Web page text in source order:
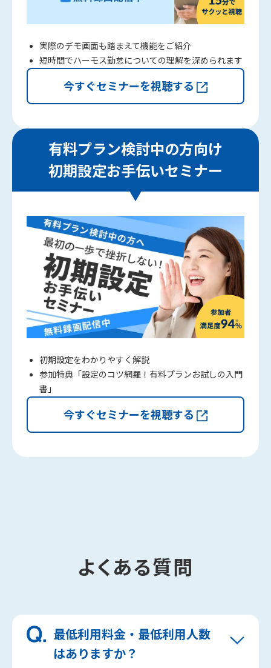
実際のデモ画面も踏まえて機能をご紹介
短時間でハーモス勤怠についての理解を深められます
今すぐセミナーを視聴する
有料プラン検討中の方向け
初期設定お手伝いセミナー
初期設定をわかりやすく解説
参加特典「設定のコツ網羅！有料プランお試しの入門
書」
今すぐセミナーを視聴する
よくある質問
最低利用料金・最低利用人数
はありますか？